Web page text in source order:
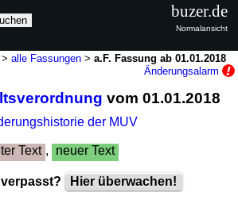
>alle Fassungen >a.F. Fassung ab 01.01.2018
Änderungsalarm
vom 01.01.2018
der MUV
Text , neuer Text
Hier überwachen!
buzer.de
Normalansicht